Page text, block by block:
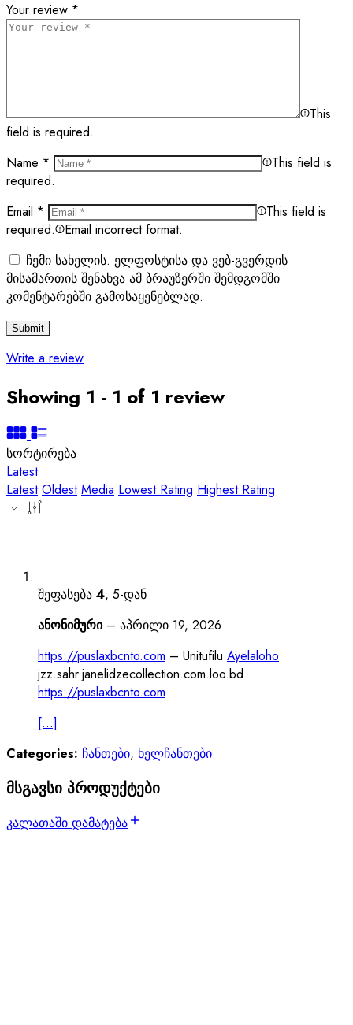
Your review *
This
field is required.
Name *
This field is
required.
Email *
This field is
required.
Email incorrect format.
ჩემი სახელის. ელფოსტისა და ვებ-გვერდის
მისამართის შენახვა ამ ბრაუზერში შემდგომში
კომენტარებში გამოსაყენებლად.
Write a review
Showing 1 - 1 of 1 review
სორტირება
Latest
Latest Oldest Media Lowest Rating Highest Rating
შეფასება 4, 5-დან
ანონიმური – აპრილი 19, 2026
https://puslaxbcnto.com – Unitufilu Ayelaloho
jzz.sahr.janelidzecollection.com.loo.bd
https://puslaxbcnto.com
[...]
Categories: ჩანთები, ხელჩანთები
მსგავსი პროდუქტები
კალათაში დამატება